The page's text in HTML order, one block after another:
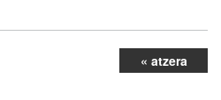
« atzera